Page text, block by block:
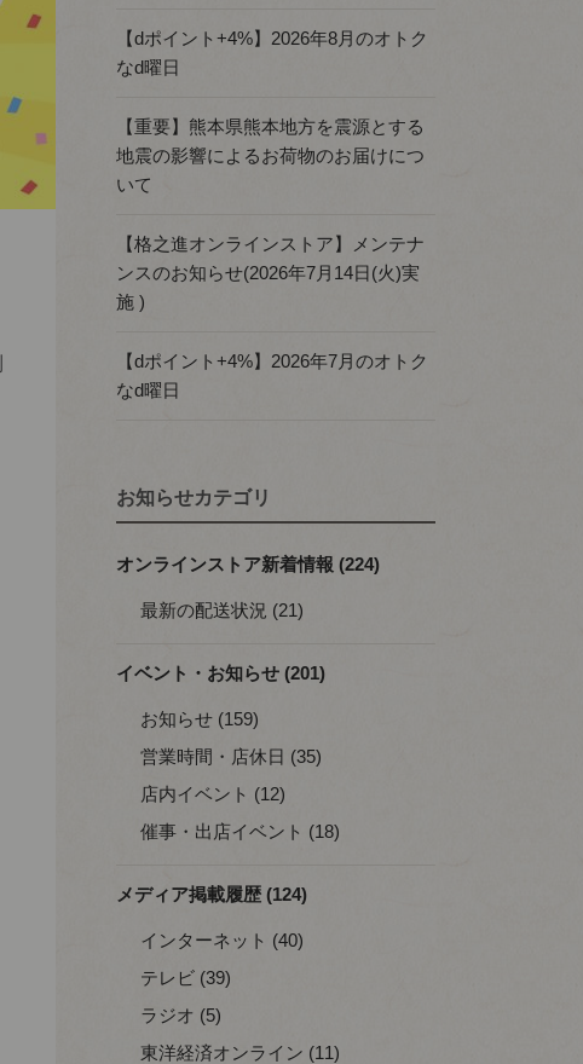
【dポイント+4%】2026年8月のオトク
なd曜日
【重要】熊本県熊本地方を震源とする
地震の影響によるお荷物のお届けにつ
いて
【格之進オンラインストア】メンテナ
ンスのお知らせ(2026年7月14日(火)実
施 )
【dポイント+4%】2026年7月のオトク
なd曜日
お知らせカテゴリ
オンラインストア新着情報 (224)
最新の配送状況 (21)
イベント・お知らせ (201)
お知らせ (159)
営業時間・店休日 (35)
店内イベント (12)
催事・出店イベント (18)
メディア掲載履歴 (124)
インターネット (40)
テレビ (39)
ラジオ (5)
東洋経済オンライン (11)